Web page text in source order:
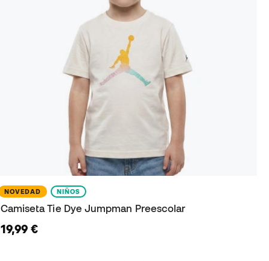
NOVEDAD NIÑOS
Camiseta Tie Dye Jumpman Preescolar
19,99 €